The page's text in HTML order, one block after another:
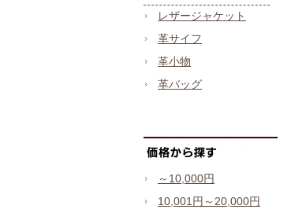
レザージャケット
革サイフ
革小物
革バッグ
～10,000円
10,001円～20,000円